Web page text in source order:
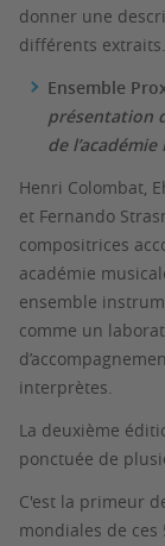
donner une
différents extraits.
Ensemble
présentation
de l’académie
Henri Colombat,
et Fernando
compositrices
académie
ensemble
comme un
interprètes.
La deuxième
ponctuée de
C'est la primeur
mondiales de